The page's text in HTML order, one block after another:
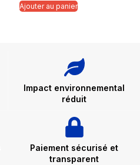
Ajouter au panier
Impact environnemental
réduit
Paiement sécurisé et
transparent